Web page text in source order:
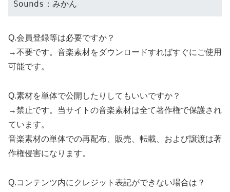
Sounds：みかん
Q.会員登録等は必要ですか？
→不要です。音楽素材をダウンロードすればすぐにご使用
可能です。
Q.素材を単体で公開したりしてもいいですか？
→禁止です。当サイトの音楽素材は全て著作権で保護され
ています。
音楽素材の単体での再配布、販売、転載、および譲渡は著
作権侵害になります。
Q.コンテンツ内にクレジット表記ができない場合は？